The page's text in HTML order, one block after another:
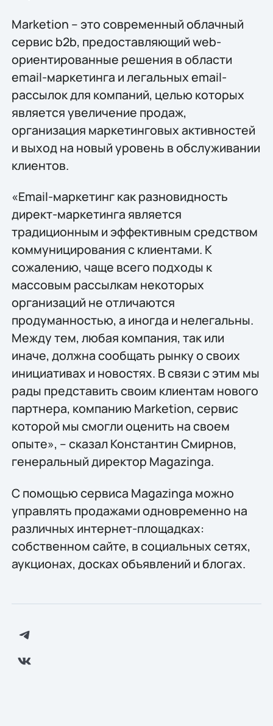
Marketion – это современный облачный
сервис b2b, предоставляющий web-
ориентированные решения в области
email-маркетинга и легальных email-
рассылок для компаний, целью которых
является увеличение продаж,
организация маркетинговых активностей
и выход на новый уровень в обслуживании
клиентов.
«Email-маркетинг как разновидность
директ-маркетинга является
традиционным и эффективным средством
коммуницирования с клиентами. К
сожалению, чаще всего подходы к
массовым рассылкам некоторых
организаций не отличаются
продуманностью, а иногда и нелегальны.
Между тем, любая компания, так или
иначе, должна сообщать рынку о своих
инициативах и новостях. В связи с этим мы
рады представить своим клиентам нового
партнера, компанию Marketion, сервис
которой мы смогли оценить на своем
опыте», – сказал Константин Смирнов,
генеральный директор Magazinga.
С помощью сервиса Magazinga можно
управлять продажами одновременно на
различных интернет-площадках:
собственном сайте, в социальных сетях,
аукционах, досках объявлений и блогах.